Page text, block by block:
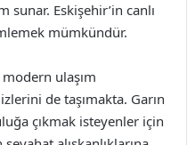
sunar. Eskişehir’in canlı
mümkündür.
ulaşım
de taşımakta. Garın
çıkmak isteyenler için